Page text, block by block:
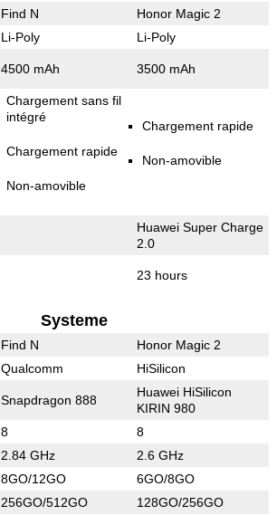
Find N Honor Magic 2
Li-Poly Li-Poly
4500 mAh 3500 mAh
Chargement sans fil
intégré
Chargement rapide
Non-amovible
Chargement rapide
Non-amovible
Huawei Super Charge
2.0
23 hours
Systeme
Find N Honor Magic 2
Qualcomm HiSilicon
Snapdragon 888
Huawei HiSilicon
KIRIN 980
8 8
2.84 GHz 2.6 GHz
8GO/12GO 6GO/8GO
256GO/512GO 128GO/256GO